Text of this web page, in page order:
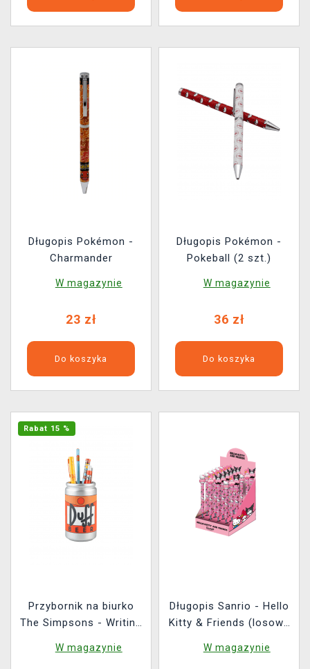
Długopis Pokémon -
Charmander
W magazynie
23 zł
Do koszyka
Długopis Pokémon -
Pokeball (2 szt.)
W magazynie
36 zł
Do koszyka
Rabat 15 %
Przybornik na biurko
The Simpsons - Writing
W magazynie
Długopis Sanrio - Hello
Kitty & Friends (losowy
W magazynie